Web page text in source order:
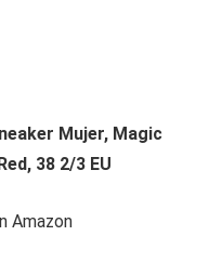
Mujer, Magic
38 2/3 EU
Amazon